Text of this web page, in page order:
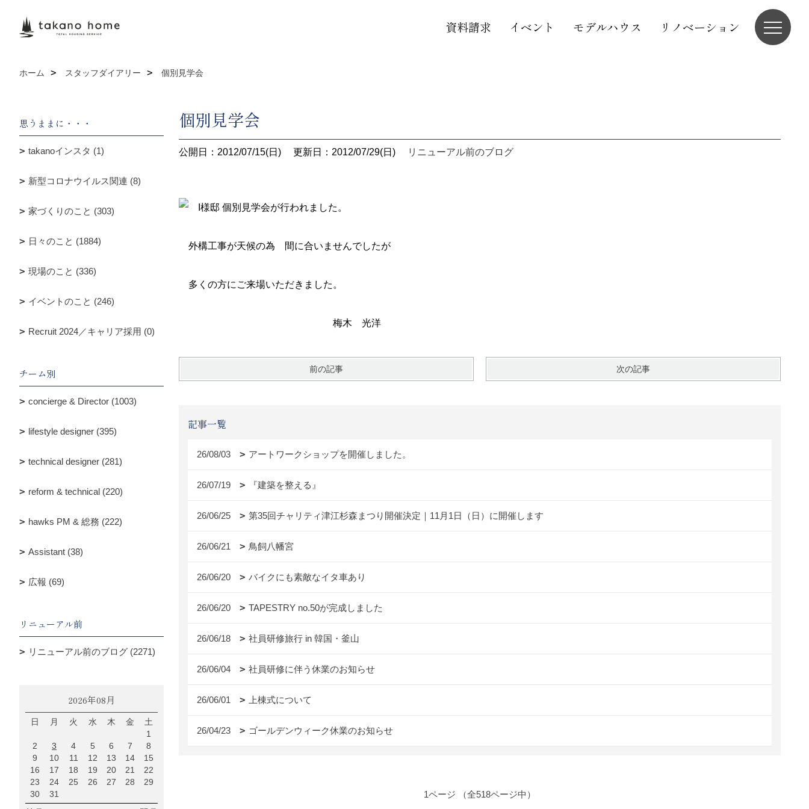
資料請求 イベント モデルハウス リノベーション
ホーム スタッフダイアリー 個別見学会
個別見学会
公開日：2012/07/15(日) 更新日：2012/07/29(日) リニューアル前のブログ
I様邸 個別見学会が行われました。
外構工事が天候の為 間に合いませんでしたが
多くの方にご来場いただきました。
梅木 光洋
前の記事 次の記事
記事一覧
26/08/03 アートワークショップを開催しました。
26/07/19 『建築を整える』
26/06/25 第35回チャリティ津江杉森まつり開催決定｜11月1日（日）に開催します
26/06/21 鳥飼八幡宮
26/06/20 バイクにも素敵なイタ車あり
26/06/20 TAPESTRY no.50が完成しました
26/06/18 社員研修旅行 in 韓国・釜山
26/06/04 社員研修に伴う休業のお知らせ
26/06/01 上棟式について
26/04/23 ゴールデンウィーク休業のお知らせ
1ページ （全518ページ中）
思うままに・・・
takanoインスタ (1)
新型コロナウイルス関連 (8)
家づくりのこと (303)
日々のこと (1884)
現場のこと (336)
イベントのこと (246)
Recruit 2024／キャリア採用 (0)
チーム別
concierge & Director (1003)
lifestyle designer (395)
technical designer (281)
reform & technical (220)
hawks PM & 総務 (222)
Assistant (38)
広報 (69)
リニューアル前
リニューアル前のブログ (2271)
2026年08月
日 月 火 水 木 金
土
1
2
3 4 5 6 7
8
9
10 11 12 13 14
15
16
17 18 19 20 21
22
23
24 25 26 27 28
29
30
31